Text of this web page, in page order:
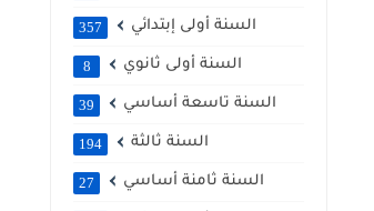
السنة أولى إبتدائي 357
السنة أولى ثانوي 8
السنة تاسعة أساسي 39
السنة ثالثة 194
السنة ثامنة أساسي 27